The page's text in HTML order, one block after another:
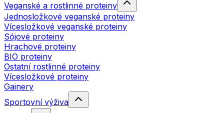
Veganské a rostlinné proteiny
Jednosložkové veganské proteiny
Vícesložkové veganské proteiny
Sójové proteiny
Hrachové proteiny
BIO proteiny
Ostatní rostlinné proteiny
Vícesložkové proteiny
Gainery
Sportovní výživa